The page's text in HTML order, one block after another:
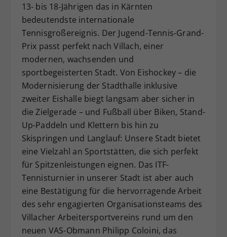
13- bis 18-Jährigen das in Kärnten
bedeutendste internationale
Tennisgroßereignis. Der Jugend-Tennis-Grand-
Prix passt perfekt nach Villach, einer
modernen, wachsenden und
sportbegeisterten Stadt. Von Eishockey – die
Modernisierung der Stadthalle inklusive
zweiter Eishalle biegt langsam aber sicher in
die Zielgerade – und Fußball über Biken, Stand-
Up-Paddeln und Klettern bis hin zu
Skispringen und Langlauf: Unsere Stadt bietet
eine Vielzahl an Sportstätten, die sich perfekt
für Spitzenleistungen eignen. Das ITF-
Tennisturnier in unserer Stadt ist aber auch
eine Bestätigung für die hervorragende Arbeit
des sehr engagierten Organisationsteams des
Villacher Arbeitersportvereins rund um den
neuen VAS-Obmann Philipp Coloini, das